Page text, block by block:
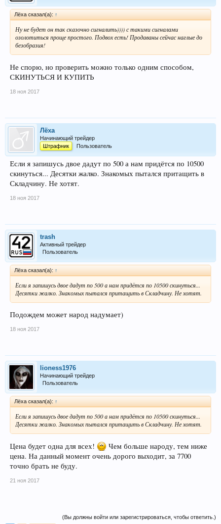
Лёха сказал(а): ↑
Ну не будет он так сказочно сигналить)))) с такими сигналами
озолотиться проще простого. Подвох есть! Продаваны сейчас наглые до
безобразия!
Не спорю, но проверить можно только одним способом,
СКИНУТЬСЯ И КУПИТЬ
18 ноя 2017
Лёха
Начинающий трейдер
Штрафник
Пользователь
Если я запишусь двое дадут по 500 а нам придётся по 10500
скинуться... Десятки жалко. Знакомых пытался притащить в
Складчину. Не хотят.
18 ноя 2017
trash
Активный трейдер
Пользователь
Лёха сказал(а): ↑
Если я запишусь двое дадут по 500 а нам придётся по 10500 скинуться...
Десятки жалко. Знакомых пытался притащить в Складчину. Не хотят.
Подождем может народ надумает)
18 ноя 2017
lioness1976
Начинающий трейдер
Пользователь
Лёха сказал(а): ↑
Если я запишусь двое дадут по 500 а нам придётся по 10500 скинуться...
Десятки жалко. Знакомых пытался притащить в Складчину. Не хотят.
Цена будет одна для всех!
Чем больше народу, тем ниже
цена. На данный момент очень дорого выходит, за 7700
точно брать не буду.
21 ноя 2017
(Вы должны войти или зарегистрироваться, чтобы ответить.)